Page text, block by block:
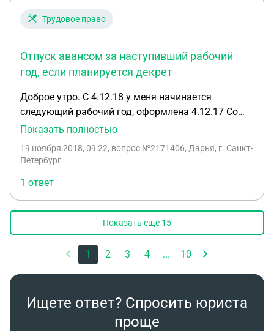
хватит, чтобы купить билеты и выехать в отпуск..
Работодатель предложил купить билеты за свой
размере вернут. В законе о предоставлении
северянам оплачиваемого аванса на дорогу не
перед отпуском (100 процентов или другая
сумма) и поэтому работодатель предоставляет ту
сумму которую предоставляет бухгалтерия. Куда
обратиться, чтобы выдали нужную сумму..
Трудовое право
Отпуск авансом за наступивший рабочий
год, если планируется декрет
Доброе утро. С 4.12.18 у меня начинается
следующий рабочий год, оформлена 4.12.17 Со
2.01.19 я ухожу в отпуск по беременности и
очередной отпуск авансом?
Показать полностью
19 ноября 2018, 09:22, вопрос №2171406, Дарья, г. Санкт-
Петербург
1 ответ
Показать еще 15
1 2 3 4 ... 10
Ищете ответ? Спросить юриста
проще